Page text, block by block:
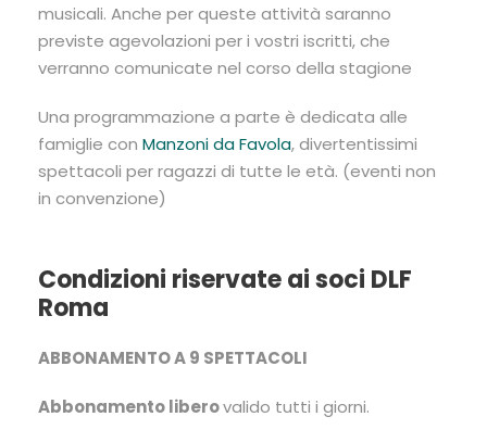
musicali. Anche per queste attività saranno
previste agevolazioni per i vostri iscritti, che
verranno comunicate nel corso della stagione
Una programmazione a parte è dedicata alle
famiglie con Manzoni da Favola, divertentissimi
spettacoli per ragazzi di tutte le età. (eventi non
in convenzione)
Condizioni riservate ai soci DLF
Roma
ABBONAMENTO A 9 SPETTACOLI
Abbonamento liberovalido tutti i giorni.